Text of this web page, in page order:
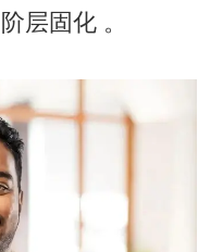
层固化 。